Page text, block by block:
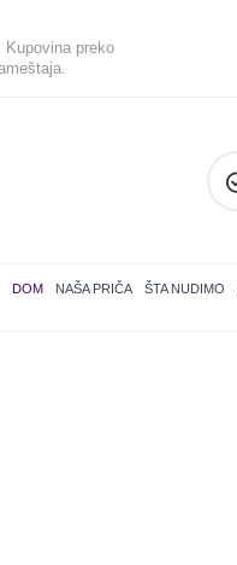
Kupovina preko
DOM NAŠA PRIČA ŠTA NUDIMO